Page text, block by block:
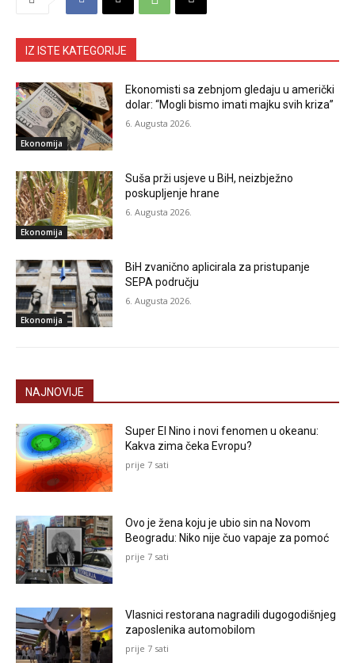
IZ ISTE KATEGORIJE
Ekonomija
Ekonomisti sa zebnjom gledaju u američki
dolar: “Mogli bismo imati majku svih kriza”
6. Augusta 2026.
Ekonomija
Suša prži usjeve u BiH, neizbježno
poskupljenje hrane
6. Augusta 2026.
Ekonomija
BiH zvanično aplicirala za pristupanje
SEPA području
6. Augusta 2026.
NAJNOVIJE
Super El Nino i novi fenomen u okeanu:
Kakva zima čeka Evropu?
prije 7 sati
Ovo je žena koju je ubio sin na Novom
Beogradu: Niko nije čuo vapaje za pomoć
prije 7 sati
Vlasnici restorana nagradili dugogodišnjeg
zaposlenika automobilom
prije 7 sati